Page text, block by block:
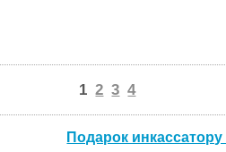
1 2 3 4
Подарок